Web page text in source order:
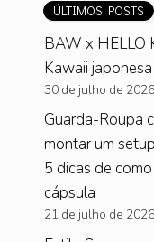
ÚLTIMOS POSTS
BAW x HELLO
Kawaii
30 de julho de 2026
Guarda-Roupa
montar um
5 dicas de
cápsula
21 de julho de 2026